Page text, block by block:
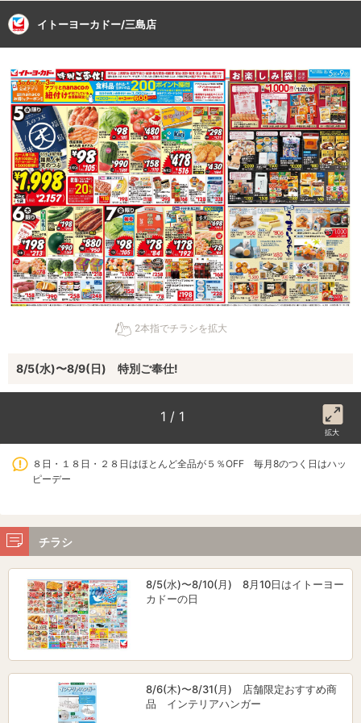
イトーヨーカドー/三島店
2本指でチラシを拡大
8/5(水)〜8/9(日) 特別ご奉仕!
1 / 1
拡大
８日・１８日・２８日はほとんど全品が５％OFF 毎月8のつく日はハッ
ピーデー
チラシ
8/5(水)〜8/10(月) 8月10日はイトーヨー
カドーの日
8/6(木)〜8/31(月) 店舗限定おすすめ商
品 インテリアハンガー